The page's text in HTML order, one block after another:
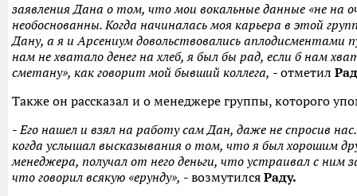
заявления Дана о том, что мои вокальные данные «не на
необоснованны. Когда начиналась моя карьера в этой
Дану, а я и Арсениум довольствовались аплодисментами
нам не хватало денег на хлеб, я был бы рад, если б нам
сметану», как говорит мой бывший коллега, - отметил
Также он рассказал и о менеджере группы, которого
- Его нашел и взял на работу сам Дан, даже не спросив
когда услышал высказывания о том, что я был хорошим
менеджера, получал от него деньги, что устраивал с ним
что говорил всякую «ерунду», - возмутился Раду.